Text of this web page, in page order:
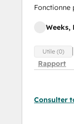
Fonctionne
Weeks,
Utile (0)
Rapport
Consulter